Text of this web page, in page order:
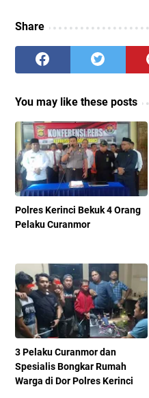
Share
You may like these posts
Polres Kerinci Bekuk 4 Orang
Pelaku Curanmor
3 Pelaku Curanmor dan
Spesialis Bongkar Rumah
Warga di Dor Polres Kerinci